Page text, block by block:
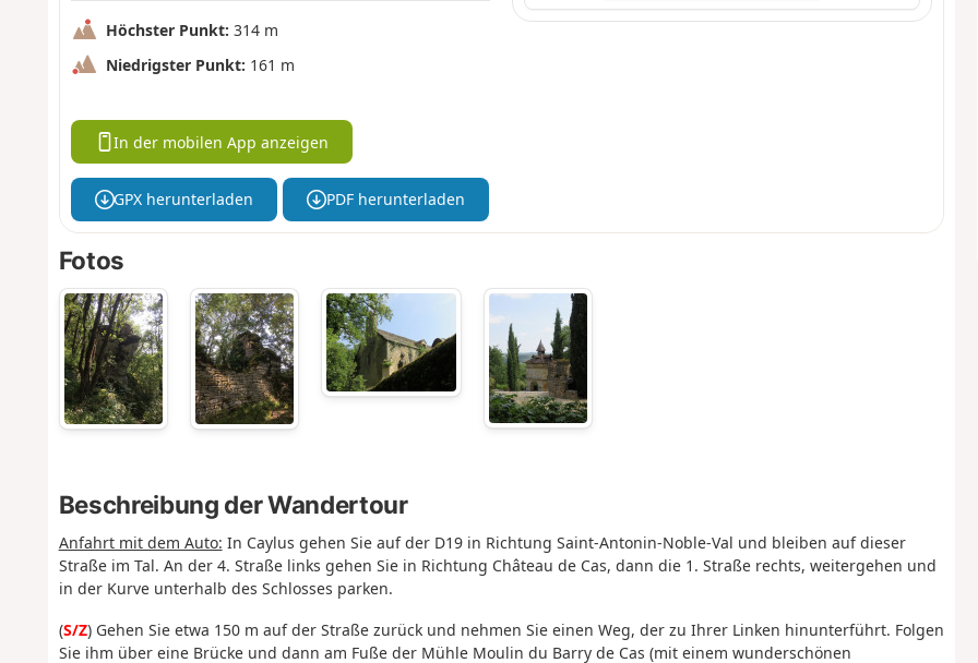
Höchster Punkt: 314 m
Niedrigster Punkt: 161 m
In der mobilen App anzeigen
GPX herunterladen PDF herunterladen
Fotos
Beschreibung der Wandertour
Anfahrt mit dem Auto: In Caylus gehen Sie auf der D19 in Richtung Saint-Antonin-Noble-Val und bleiben auf dieser
Straße im Tal. An der 4. Straße links gehen Sie in Richtung Château de Cas, dann die 1. Straße rechts, weitergehen und
in der Kurve unterhalb des Schlosses parken.
(S/Z) Gehen Sie etwa 150 m auf der Straße zurück und nehmen Sie einen Weg, der zu Ihrer Linken hinunterführt. Folgen
Sie ihm über eine Brücke und dann am Fuße der Mühle Moulin du Barry de Cas (mit einem wunderschönen